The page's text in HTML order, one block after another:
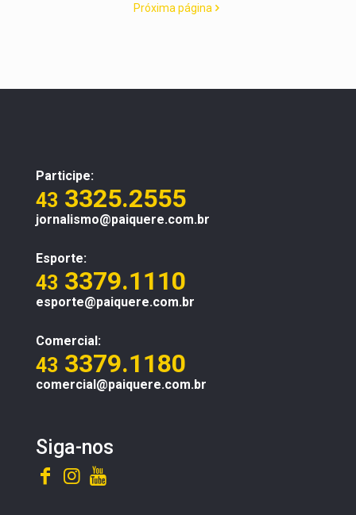
Próxima página
Participe:
43 3325.2555
jornalismo@paiquere.com.br
Esporte:
43 3379.1110
esporte@paiquere.com.br
Comercial:
43 3379.1180
comercial@paiquere.com.br
Siga-nos